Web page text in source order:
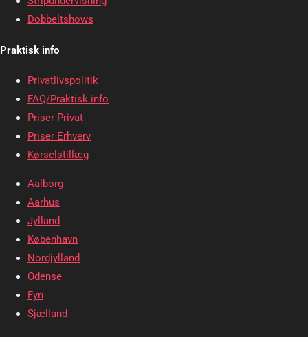
Dobbeltshows
Praktisk info
Privatlivspolitik
FAQ/Praktisk info
Priser Privat
Priser Erhverv
Kørselstillæg
Aalborg
Aarhus
Jylland
København
Nordjylland
Odense
Fyn
Sjælland